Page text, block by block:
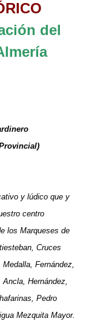
del
y lúdico que y
centro
los Marqueses de
Cruces
Fernández,
Hernández,
Pedro
Mezquita Mayor.